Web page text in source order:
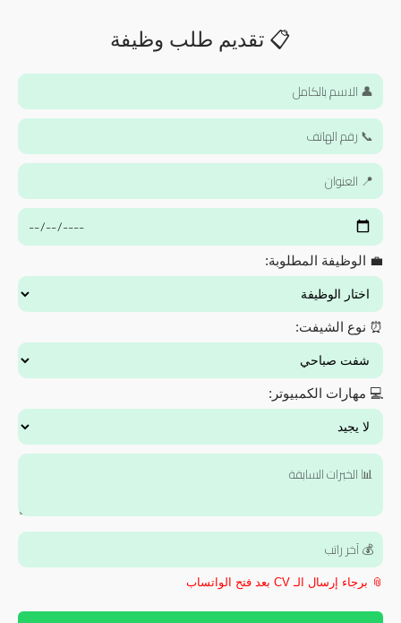
📋 تقديم طلب وظيفة
💼 الوظيفة المطلوبة:
⏰ نوع الشيفت:
💻 مهارات الكمبيوتر:
📎 برجاء إرسال الـ CV بعد فتح الواتساب